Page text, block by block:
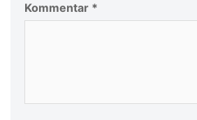
Kommentar *